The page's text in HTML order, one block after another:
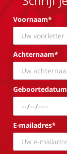
Voornaam*
Achternaam*
Geboortedatum
E-mailadres*